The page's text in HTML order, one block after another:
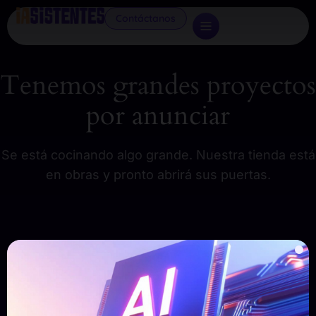
Tenemos grandes proyectos
por anunciar
Se está cocinando algo grande. Nuestra tienda está
en obras y pronto abrirá sus puertas.